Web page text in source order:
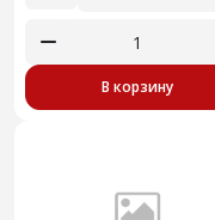
В корзину